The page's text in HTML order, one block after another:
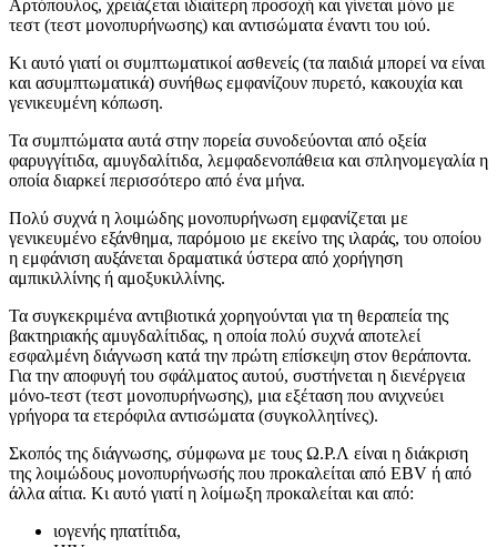
Αρτόπουλος, χρειάζεται ιδιαίτερη προσοχή και γίνεται μόνο με
τεστ (τεστ μονοπυρήνωσης) και αντισώματα έναντι του ιού.
Κι αυτό γιατί οι συμπτωματικοί ασθενείς (τα παιδιά μπορεί να είναι
και ασυμπτωματικά) συνήθως εμφανίζουν πυρετό, κακουχία και
γενικευμένη κόπωση.
Τα συμπτώματα αυτά στην πορεία συνοδεύονται από οξεία
φαρυγγίτιδα, αμυγδαλίτιδα, λεμφαδενοπάθεια και σπληνομεγαλία η
οποία διαρκεί περισσότερο από ένα μήνα.
Πολύ συχνά η λοιμώδης μονοπυρήνωση εμφανίζεται με
γενικευμένο εξάνθημα, παρόμοιο με εκείνο της ιλαράς, του οποίου
η εμφάνιση αυξάνεται δραματικά ύστερα από χορήγηση
αμπικιλλίνης ή αμοξυκιλλίνης.
Τα συγκεκριμένα αντιβιοτικά χορηγούνται για τη θεραπεία της
βακτηριακής αμυγδαλίτιδας, η οποία πολύ συχνά αποτελεί
εσφαλμένη διάγνωση κατά την πρώτη επίσκεψη στον θεράποντα.
Για την αποφυγή του σφάλματος αυτού, συστήνεται η διενέργεια
μόνο-τεστ (τεστ μονοπυρήνωσης), μια εξέταση που ανιχνεύει
γρήγορα τα ετερόφιλα αντισώματα (συγκολλητίνες).
Σκοπός της διάγνωσης, σύμφωνα με τους Ω.Ρ.Λ είναι η διάκριση
της λοιμώδους μονοπυρήνωσής που προκαλείται από EBV ή από
άλλα αίτια. Κι αυτό γιατί η λοίμωξη προκαλείται και από:
ιογενής ηπατίτιδα,